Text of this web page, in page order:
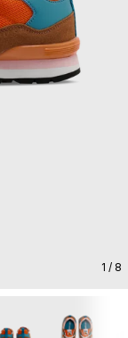
1 / 8